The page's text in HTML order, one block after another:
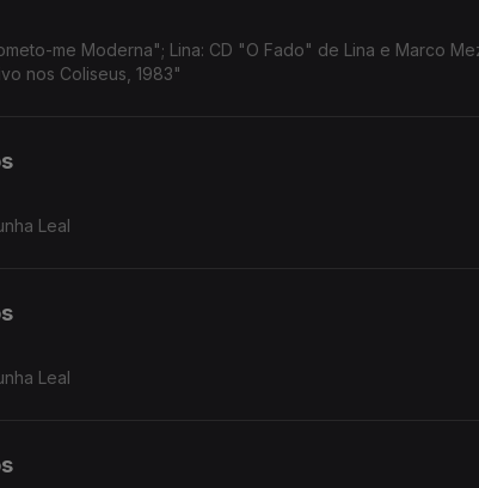
me Moderna"; Lina: CD "O Fado" de Lina e Marco
nos Coliseus, 1983"
Leal
Leal